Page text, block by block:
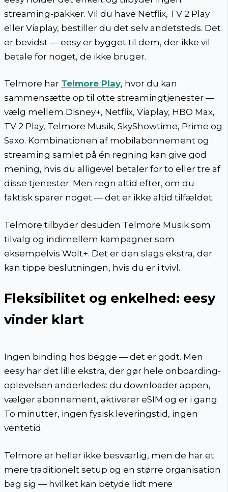
streaming-pakker. Vil du have Netflix, TV 2 Play
eller Viaplay, bestiller du det selv andetsteds. Det
er bevidst — eesy er bygget til dem, der ikke vil
betale for noget, de ikke bruger.
Telmore har Telmore Play, hvor du kan
sammensætte op til otte streamingtjenester —
vælg mellem Disney+, Netflix, Viaplay, HBO Max,
TV 2 Play, Telmore Musik, SkyShowtime, Prime og
Saxo. Kombinationen af mobilabonnement og
streaming samlet på én regning kan give god
mening, hvis du alligevel betaler for to eller tre af
disse tjenester. Men regn altid efter, om du
faktisk sparer noget — det er ikke altid tilfældet.
Telmore tilbyder desuden Telmore Musik som
tilvalg og indimellem kampagner som
eksempelvis Wolt+. Det er den slags ekstra, der
kan tippe beslutningen, hvis du er i tvivl.
Fleksibilitet og enkelhed: eesy
vinder klart
Ingen binding hos begge — det er godt. Men
eesy har det lille ekstra, der gør hele onboarding-
oplevelsen anderledes: du downloader appen,
vælger abonnement, aktiverer eSIM og er i gang.
To minutter, ingen fysisk leveringstid, ingen
ventetid.
Telmore er heller ikke besværlig, men de har et
mere traditionelt setup og en større organisation
bag sig — hvilket kan betyde lidt mere